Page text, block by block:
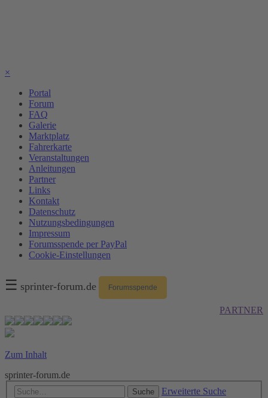
×
Portal
Forum
FAQ
Galerie
Marktplatz
Fahrerkarte
Veranstaltungen
Anleitungen
Partner
Links
Kontakt
Datenschutz
Nutzungsbedingungen
Impressum
Forumsspende per PayPal
Cookie-Einstellungen
☰ sprinter-forum.de Forumsspende
PARTNER
Zum Inhalt
sprinter-forum.de
Suche Erweiterte Suche